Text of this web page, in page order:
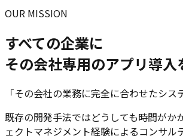
OUR MISSION
すべての企業に
その会社専用のアプリ導入
「その会社の業務に完全に合わせたシス
既存の開発手法ではどうしても時間が
ェクトマネジメント経験によるコンサル